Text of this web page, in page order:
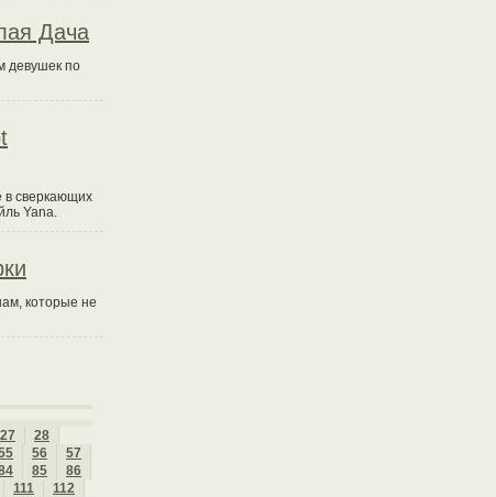
Дача
девушек по
в сверкающих
Yana.
которые не
27
28
56
57
85
86
111
112